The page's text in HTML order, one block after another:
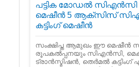
പട്ടിക മോഡൽ സി‌എൻ‌സി
മെഷീൻ 5 ആക്സിസ്
കട്ടിംഗ് മെഷീൻ
സംക്ഷിപ്ത ആമുഖം ഈ മെഷീൻ
രൂപകൽപ്പനയും സി‌എൻ‌സി,
ട്രാൻസ്മിഷൻ, തെർമൽ കട്ടിംഗ്